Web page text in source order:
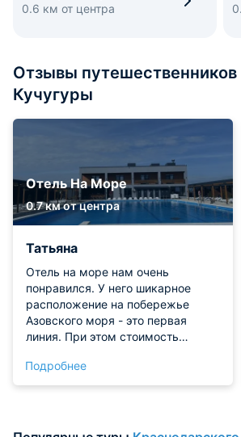
0.6 км от центра
Отзывы путешественников
Кучугуры
Отель На Море
0.7 км от центра
Татьяна
Отель на море нам очень
понравился. У него шикарное
расположение на побережье
Азовского моря - это первая
линия. При этом стоимость
бронировали заранее
трехместную студию. В ней
небольшой холодильник,
Подробнее